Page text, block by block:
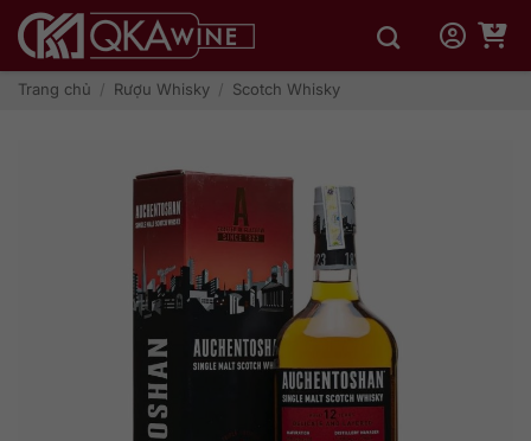
qua
dungTrang chủ / Rượu Whisky / Scotch Whisky